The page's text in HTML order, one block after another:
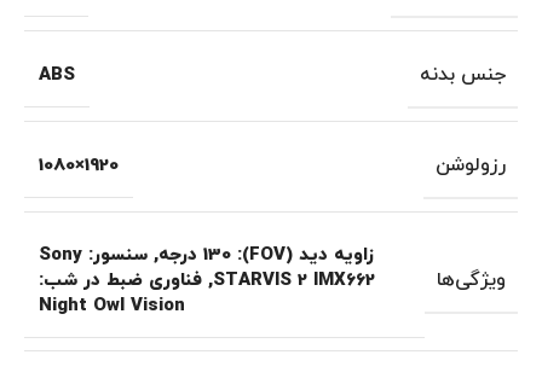
جنس بدنه ABS
رزولوشن 1920×1080
ویژگی‌ها
زاویه دید (FOV): 130 درجه ,
سنسور: Sony
STARVIS 2 IMX662
, فناوری ضبط در شب:
Night Owl Vision